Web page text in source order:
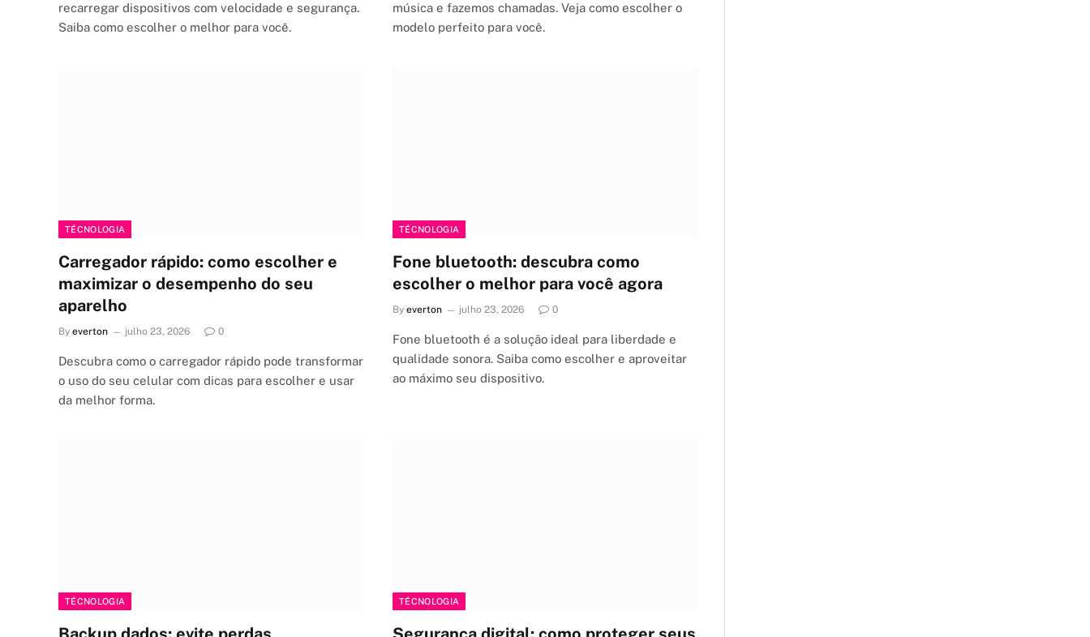
recarregar dispositivos com velocidade e segurança.
Saiba como escolher o melhor para você.
música e fazemos chamadas. Veja como escolher o
modelo perfeito para você.
TÉCNOLOGIA
Carregador rápido: como escolher e
maximizar o desempenho do seu
aparelho
By everton julho 23, 2026 0
Descubra como o carregador rápido pode transformar
o uso do seu celular com dicas para escolher e usar
da melhor forma.
TÉCNOLOGIA
Fone bluetooth: descubra como
escolher o melhor para você agora
By everton julho 23, 2026 0
Fone bluetooth é a solução ideal para liberdade e
qualidade sonora. Saiba como escolher e aproveitar
ao máximo seu dispositivo.
TÉCNOLOGIA TÉCNOLOGIA